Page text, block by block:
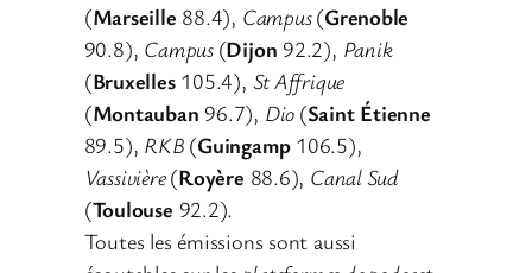
(Marseille 88.4), Campus(Grenoble
90.8), Campus (Dijon 92.2), Panik
(Bruxelles105.4), St Affrique
(Montauban 96.7), Dio (Saint Étienne
89.5), RKB (Guingamp 106.5),
Vassivière(Royère 88.6), Canal Sud
(Toulouse 92.2).
Toutes les émissions sont aussi